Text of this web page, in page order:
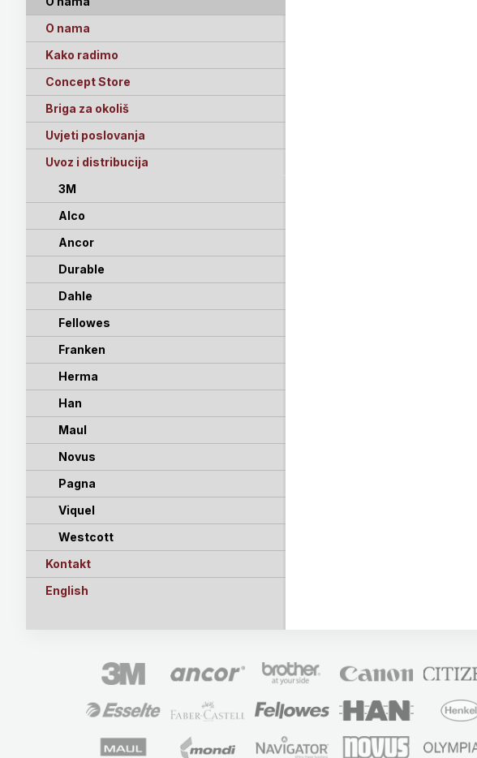
O nama
Kako radimo
Concept Store
Briga za okoliš
Uvjeti poslovanja
Uvoz i distribucija
3M
Alco
Ancor
Durable
Dahle
Fellowes
Franken
Herma
Han
Maul
Novus
Pagna
Viquel
Westcott
Kontakt
English